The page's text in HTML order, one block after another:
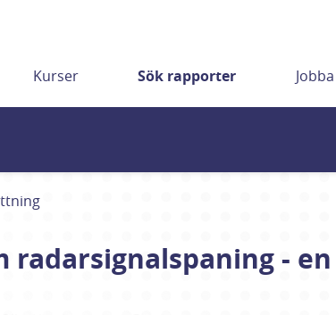
Kurser Sök rapporter
radarsignalspaning -